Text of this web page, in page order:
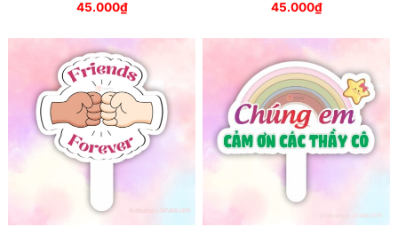
45.000₫ 45.000₫